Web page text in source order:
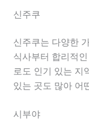
신주쿠
신주쿠는 다양한
식사부터 합리적
로도 인기 있는 지
있는 곳도 많아 어
시부야